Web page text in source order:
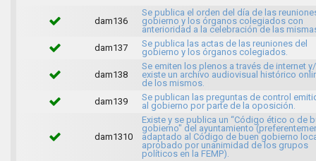
dam136
Se publica el orden del día de las
gobierno y los órganos colegiados con
anterioridad a la celebración de las
dam137
Se publica las actas de las reuniones del
gobierno y los órganos colegiados.
dam138
Se emiten los plenos a través de internet
existe un archivo audiovisual histórico
de los mismos.
dam139
Se publican las preguntas de control
al gobierno por parte de la oposición.
dam1310
Existe y se publica un “Código ético o de
gobierno" del ayuntamiento
adaptado al Código de buen gobierno
aprobado por unanimidad de los grupos
políticos en la FEMP).